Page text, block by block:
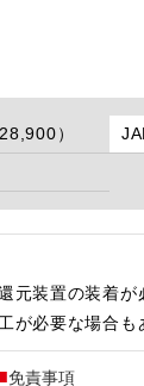
）
元装置の装着が
が必要な場合
免責事項